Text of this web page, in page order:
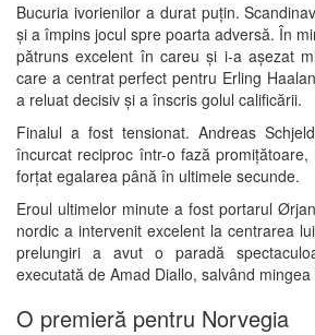
Bucuria ivorienilor a durat puțin.
și a împins jocul spre poarta adversă. În
pătruns excelent în careu și i-a așezat
care a centrat perfect pentru Erling
a reluat decisiv și a înscris golul calificării.
Finalul a fost tensionat. Andreas
încurcat reciproc într-o fază
forțat egalarea până în ultimele secunde.
Eroul ultimelor minute a fost portarul
nordic a intervenit excelent la centrarea
prelungiri a avut o paradă
executată de Amad Diallo, salvând
O premieră pentru Norvegia